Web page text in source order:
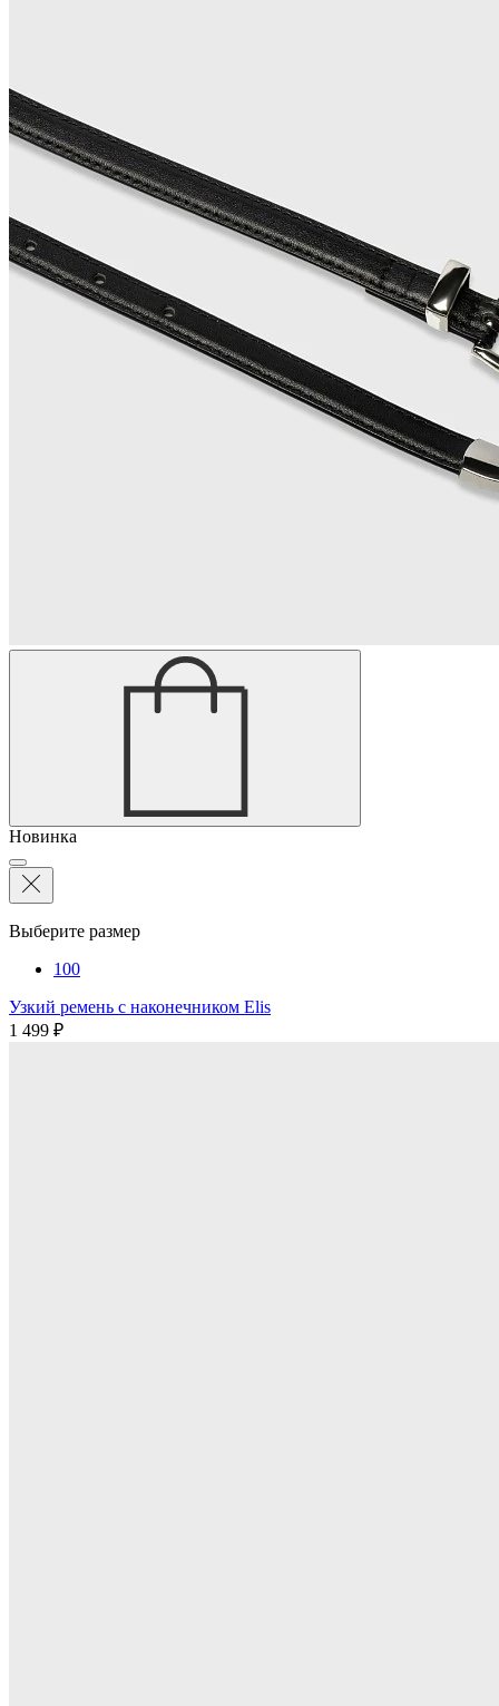
Новинка
Выберите размер
100
Узкий ремень с наконечником Elis
1 499 ₽